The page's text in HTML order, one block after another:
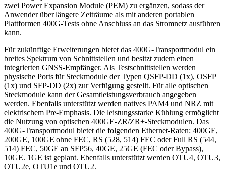
zwei Power Expansion Module (PEM) zu ergänzen, sodass der
Anwender über längere Zeiträume als mit anderen portablen
Plattformen 400G-Tests ohne Anschluss an das Stromnetz ausführen
kann.
Für zukünftige Erweiterungen bietet das 400G-Transportmodul ein
breites Spektrum von Schnittstellen und besitzt zudem einen
integrierten GNSS-Empfänger. Als Testschnittstellen werden
physische Ports für Steckmodule der Typen QSFP-DD (1x), OSFP
(1x) und SFP-DD (2x) zur Verfügung gestellt. Für alle optischen
Steckmodule kann der Gesamtleistungsverbrauch angegeben
werden. Ebenfalls unterstützt werden natives PAM4 und NRZ mit
elektrischem Pre-Emphasis. Die leistungsstarke Kühlung ermöglicht
die Nutzung von optischen 400GE-ZR/ZR+-Steckmodulen. Das
400G-Transportmodul bietet die folgenden Ethernet-Raten: 400GE,
200GE, 100GE ohne FEC, RS (528, 514) FEC oder Full RS (544,
514) FEC, 50GE an SFP56, 40GE, 25GE (FEC oder Bypass),
10GE. 1GE ist geplant. Ebenfalls unterstützt werden OTU4, OTU3,
OTU2e, OTU1e und OTU2.